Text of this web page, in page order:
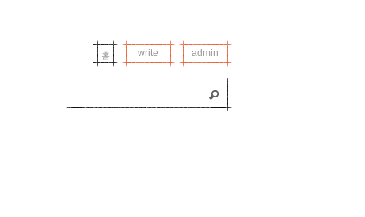
admin
write
홈